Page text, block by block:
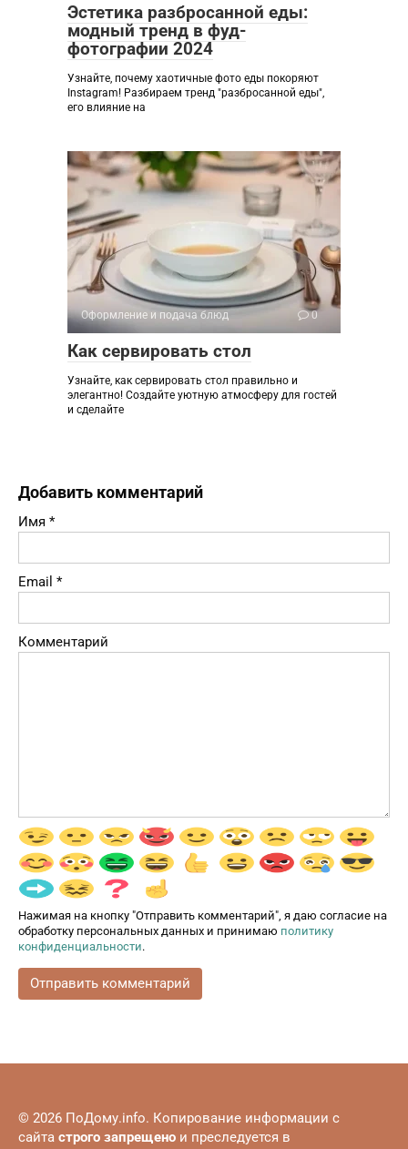
Эстетика разбросанной еды:
модный тренд в фуд-
фотографии 2024
Узнайте, почему хаотичные фото еды покоряют
Instagram! Разбираем тренд "разбросанной еды",
его влияние на
Оформление и подача блюд 0
Как сервировать стол
Узнайте, как сервировать стол правильно и
элегантно! Создайте уютную атмосферу для гостей
и сделайте
Добавить комментарий
Имя *
Email *
Комментарий
Нажимая на кнопку "Отправить комментарий", я даю согласие на
обработку персональных данных и принимаю политику
конфиденциальности.
© 2026 ПоДому.info. Копирование информации с
сайта строго запрещено и преследуется в